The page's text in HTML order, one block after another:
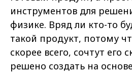
инструментов для
физике. Вряд ли кто-то
такой продукт, потому
скорее всего, сочтут его
решено создать на